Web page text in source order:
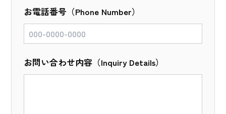
お電話番号（Phone Number）
お問い合わせ内容（Inquiry Details）